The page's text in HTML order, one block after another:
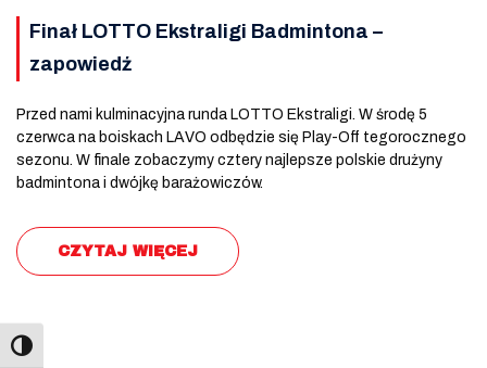
Finał LOTTO Ekstraligi Badmintona –
zapowiedź
Przed nami kulminacyjna runda LOTTO Ekstraligi. W środę 5
czerwca na boiskach LAVO odbędzie się Play-Off tegorocznego
sezonu. W finale zobaczymy cztery najlepsze polskie drużyny
badmintona i dwójkę barażowiczów.
CZYTAJ WIĘCEJ